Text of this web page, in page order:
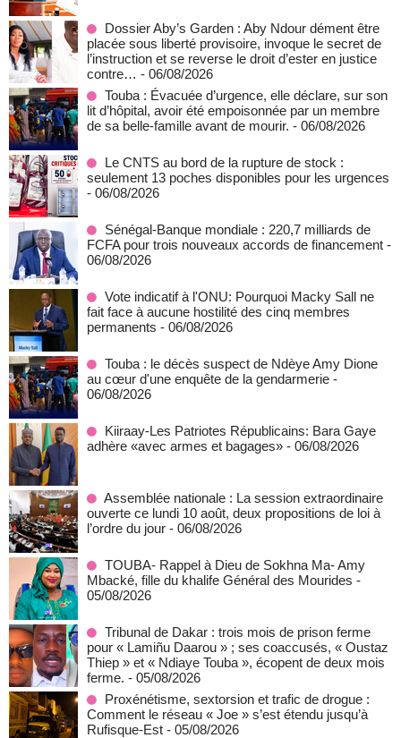
Dossier Aby’s Garden : Aby Ndour dément être
placée sous liberté provisoire, invoque le secret de
l’instruction et se reverse le droit d’ester en justice
contre… - 06/08/2026
Touba : Évacuée d’urgence, elle déclare, sur son
lit d’hôpital, avoir été empoisonnée par un membre
de sa belle-famille avant de mourir. - 06/08/2026
Le CNTS au bord de la rupture de stock :
seulement 13 poches disponibles pour les urgences
- 06/08/2026
Sénégal-Banque mondiale : 220,7 milliards de
FCFA pour trois nouveaux accords de financement -
06/08/2026
Vote indicatif à l'ONU: Pourquoi Macky Sall ne
fait face à aucune hostilité des cinq membres
permanents - 06/08/2026
Touba : le décès suspect de Ndèye Amy Dione
au cœur d'une enquête de la gendarmerie -
06/08/2026
Kiiraay-Les Patriotes Républicains: Bara Gaye
adhère «avec armes et bagages» - 06/08/2026
Assemblée nationale : La session extraordinaire
ouverte ce lundi 10 août, deux propositions de loi à
l’ordre du jour - 06/08/2026
TOUBA- Rappel à Dieu de Sokhna Ma- Amy
Mbacké, fille du khalife Général des Mourides -
05/08/2026
Tribunal de Dakar : trois mois de prison ferme
pour « Lamiñu Daarou » ; ses coaccusés, « Oustaz
Thiep » et « Ndiaye Touba », écopent de deux mois
ferme. - 05/08/2026
Proxénétisme, sextorsion et trafic de drogue :
Comment le réseau « Joe » s’est étendu jusqu’à
Rufisque-Est - 05/08/2026